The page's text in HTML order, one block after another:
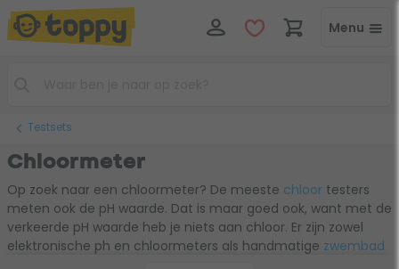
Menu
Testsets
Chloormeter
Op zoek naar een chloormeter? De meeste chloor testers
meten ook de pH waarde. Dat is maar goed ook, want met de
verkeerde pH waarde heb je niets aan chloor. Er zijn zowel
elektronische ph en chloormeters als handmatige zwembad